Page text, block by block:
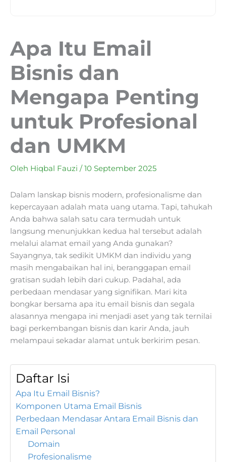
Apa Itu Email
Bisnis dan
Mengapa Penting
untuk Profesional
dan UMKM
Oleh Hiqbal Fauzi /10 September 2025
Dalam lanskap bisnis modern, profesionalisme dan
kepercayaan adalah mata uang utama. Tapi, tahukah
Anda bahwa salah satu cara termudah untuk
langsung menunjukkan kedua hal tersebut adalah
melalui alamat email yang Anda gunakan?
Sayangnya, tak sedikit UMKM dan individu yang
masih mengabaikan hal ini, beranggapan email
gratisan sudah lebih dari cukup. Padahal, ada
perbedaan mendasar yang signifikan. Mari kita
bongkar bersama apa itu email bisnis dan segala
alasannya mengapa ini menjadi aset yang tak ternilai
bagi perkembangan bisnis dan karir Anda, jauh
melampaui sekadar alamat untuk berkirim pesan.
Daftar Isi
Apa Itu Email Bisnis?
Komponen Utama Email Bisnis
Perbedaan Mendasar Antara Email Bisnis dan
Email Personal
Domain
Profesionalisme